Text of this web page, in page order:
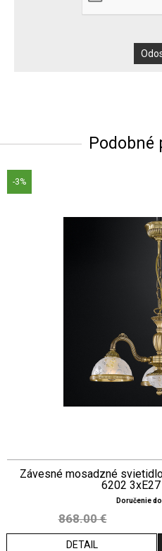
Podobné
-3%
Závesné mosadzné
6202
Doručenie
868.00 €
DETAIL